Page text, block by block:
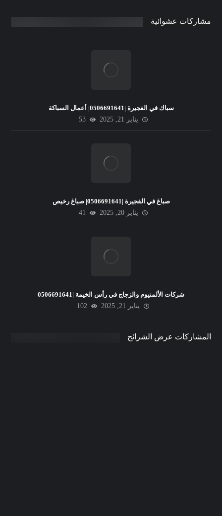
مشاركات عشوائية
سباك في الفجيرة |0506691641| أعمال السباكة
يناير 21, 2025
53
صباغ في الفجيرة |0506691641| صباغ رخيص
يناير 20, 2025
41
شركات الألمنيوم والزجاج في رأس الخيمة |0506691641
يناير 21, 2025
102
المشاركات عرض الشرائح